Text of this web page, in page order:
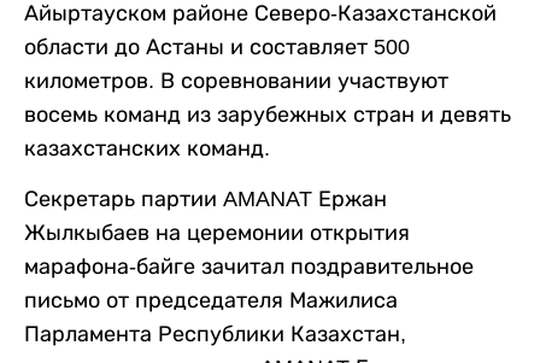
Айыртауском районе Северо-Казахстанской
области до Астаны и составляет 500
километров. В соревновании участвуют
восемь команд из зарубежных стран и девять
казахстанских команд.
Секретарь партии AMANAT Ержан
Жылкыбаев на церемонии открытия
марафона-байге зачитал поздравительное
письмо от председателя Мажилиса
Парламента Республики Казахстан,